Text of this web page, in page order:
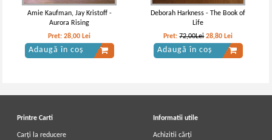
Amie Kaufman, Jay Kristoff -
Aurora Rising
Pret:28,00 Lei
Adaugă în coș
Deborah Harkness - The Book of
Life
Pret:72,00Lei 28,80 Lei
Adaugă în coș
Printre Carti
Carți la reducere
Informatii utile
Achizitii cărți